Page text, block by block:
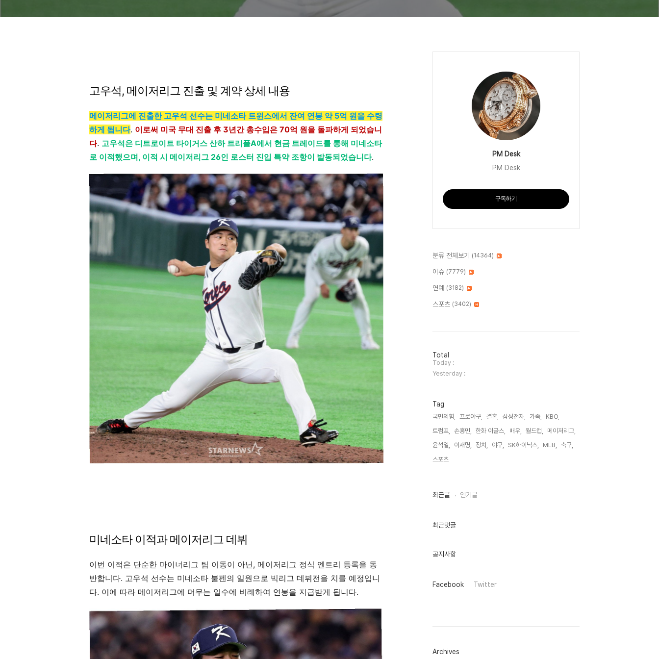
고우석, 메이저리그 진출 및 계약 상세 내용
메이저리그에 진출한 고우석 선수는 미네소타 트윈스에서 잔여 연봉 약 5억 원을 수령
하게 됩니다. 이로써 미국 무대 진출 후 3년간 총수입은 70억 원을 돌파하게 되었습니
다. 고우석은 디트로이트 타이거스 산하 트리플A에서 현금 트레이드를 통해 미네소타
로 이적했으며, 이적 시 메이저리그 26인 로스터 진입 특약 조항이 발동되었습니다.
미네소타 이적과 메이저리그 데뷔
이번 이적은 단순한 마이너리그 팀 이동이 아닌, 메이저리그 정식 엔트리 등록을 동
반합니다. 고우석 선수는 미네소타 불펜의 일원으로 빅리그 데뷔전을 치를 예정입니
다. 이에 따라 메이저리그에 머무는 일수에 비례하여 연봉을 지급받게 됩니다.
PM Desk
PM Desk
구독하기
분류 전체보기 (14364)
이슈 (7779)
연예 (3182)
스포츠 (3402)
방
문
자
수
Total
Today :
Yesterday :
Tag
국민의힘, 프로야구, 결혼, 삼성전자, 가족,
KBO,
트럼프,
손흥민, 한화 이글스, 배우, 월드컵,
메이저리그,
윤석열,
이재명, 정치, 야구, SK하이닉스, MLB,
축구,
스포츠,
최
인
최근글 인기글
최근댓글
공지사항
페
그
Facebook Twitter
Archives